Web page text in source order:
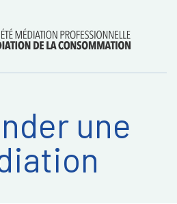
et
avec
la
une